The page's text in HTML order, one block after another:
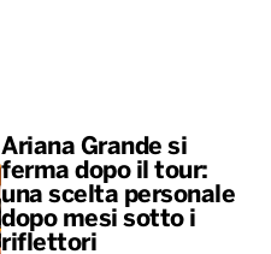
Ariana Grande si
ferma dopo il tour:
una scelta personale
dopo mesi sotto i
riflettori